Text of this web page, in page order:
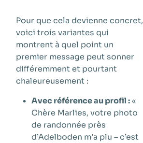
Pour que cela devienne concret,
voici trois variantes qui
montrent à quel point un
premier message peut sonner
différemment et pourtant
chaleureusement :
Avec référence au profil :«
Chère Marlies, votre photo
de randonnée près
d’Adelboden m’a plu – c’est